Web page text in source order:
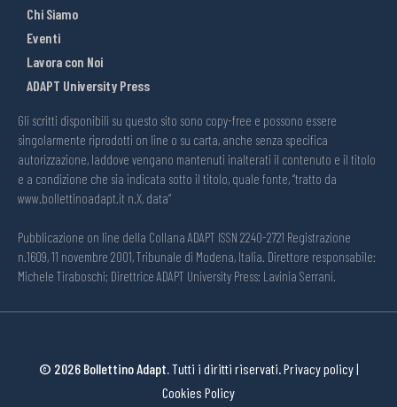
Chi Siamo
Eventi
Lavora con Noi
ADAPT University Press
Gli scritti disponibili su questo sito sono copy-free e possono essere
singolarmente riprodotti on line o su carta, anche senza specifica
autorizzazione, laddove vengano mantenuti inalterati il contenuto e il titolo
e a condizione che sia indicata sotto il titolo, quale fonte, “tratto da
www.bollettinoadapt.it n.X, data“
Pubblicazione on line della Collana ADAPT ISSN 2240-2721 Registrazione
n.1609, 11 novembre 2001, Tribunale di Modena, Italia. Direttore responsabile:
Michele Tiraboschi; Direttrice ADAPT University Press: Lavinia Serrani.
© 2026 Bollettino Adapt.Tutti i diritti riservati.Privacy policy|
Cookies Policy